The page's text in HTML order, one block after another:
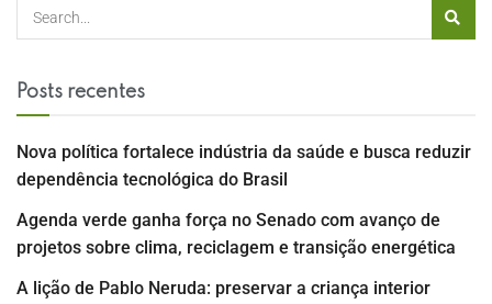
Posts recentes
Nova política fortalece indústria da saúde e busca reduzir
dependência tecnológica do Brasil
Agenda verde ganha força no Senado com avanço de
projetos sobre clima, reciclagem e transição energética
A lição de Pablo Neruda: preservar a criança interior